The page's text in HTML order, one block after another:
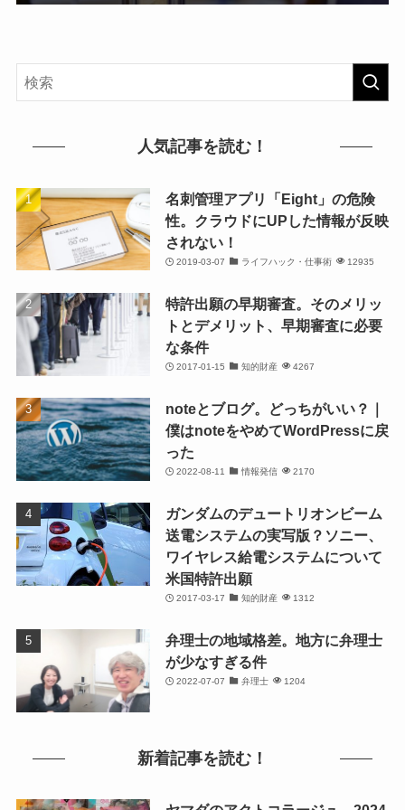
人気記事を読む！
名刺管理アプリ「Eight」の危険
性。クラウドにUPした情報が反映
されない！
2019-03-07 ライフハック・仕事術 12935
特許出願の早期審査。そのメリッ
トとデメリット、早期審査に必要
な条件
2017-01-15 知的財産 4267
noteとブログ。どっちがいい？｜
僕はnoteをやめてWordPressに戻
った
2022-08-11 情報発信 2170
ガンダムのデュートリオンビーム
送電システムの実写版？ソニー、
ワイヤレス給電システムについて
米国特許出願
2017-03-17 知的財産 1312
弁理士の地域格差。地方に弁理士
が少なすぎる件
2022-07-07 弁理士 1204
新着記事を読む！